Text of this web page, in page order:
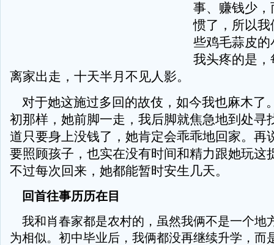
事、赚钱少
惯了，所以
些鸡毛蒜皮
我头疼的是
离家出走，十天半月不见人影。
对于她这施过多回的故伎，如今我也麻木了
初那样，她前脚一走，我后脚就焦急地到处寻
道只要身上没钱了，她肯定会乖乖地回家。再
要照顾孩子，也实在没有时间和精力跟她玩这
不过每次回来，她都能暂时安生几天。
回首往事历历在目
我和肖春家都是农村的，虽然我俩不是一个地
为相似。初中毕业后，我俩都没再继续升学，而